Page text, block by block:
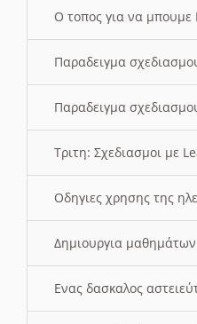
O τοπος για να
Παραδειγμα
Παραδειγμα
Τριτη: Σχεδιασμοι με
Οδηγιες χρησης της
Δημιουργια
Ενας δασκαλος